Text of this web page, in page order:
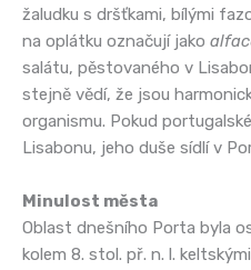
žaludku s dršťkami, bílými
na oplátku označují jako
salátu, pěstovaného v
stejně vědí, že jsou
organismu. Pokud
Lisabonu, jeho duše sídlí v
Minulost města
Oblast dnešního Porta byla
kolem 8. stol. př. n. l.